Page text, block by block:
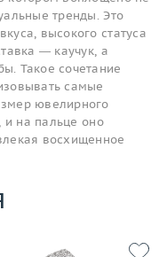
тренды. Это
высокого статуса
— каучук, а
Такое сочетание
самые
ювелирного
на пальце оно
восхищенное